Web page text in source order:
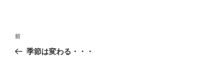
投
過
の
前
季節は変わる・・・